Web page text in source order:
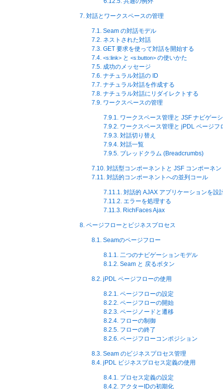
7. 対話とワークスペースの管理
7.1. Seam の対話モデル
7.2. ネストされた対話
7.3. GET 要求を使って対話を開始する
7.4. <s:link> と <s:button> の使いかた
7.5. 成功のメッセージ
7.6. ナチュラル対話の ID
7.7. ナチュラル対話を作成する
7.8. ナチュラル対話にリダイレクトする
7.9. ワークスペースの管理
7.9.1. ワークスペース管理と JSF ナビゲー
7.9.2. ワークスペース管理と jPDL ページフ
7.9.3. 対話切り替え
7.9.4. 対話一覧
7.9.5. ブレッドクラム (Breadcrumbs)
7.10. 対話型コンポーネントと JSF コンポーネ
7.11. 対話的コンポーネントへの並列コール
7.11.1. 対話的 AJAX アプリケーションを設
7.11.2. エラーを処理する
7.11.3. RichFaces Ajax
8. ページフローとビジネスプロセス
8.1. Seamのページフロー
8.1.1. 二つのナビゲーションモデル
8.1.2. Seam と 戻るボタン
8.2. jPDL ページフローの使用
8.2.1. ページフローの設定
8.2.2. ページフローの開始
8.2.3. ページノードと遷移
8.2.4. フローの制御
8.2.5. フローの終了
8.2.6. ページフローコンポジション
8.3. Seam のビジネスプロセス管理
8.4. jPDL ビジネスプロセス定義の使用
8.4.1. プロセス定義の設定
8.4.2. アクターIDの初期化